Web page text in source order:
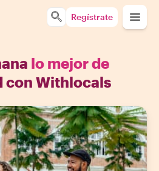
Regístrate
lo mejor de
con Withlocals